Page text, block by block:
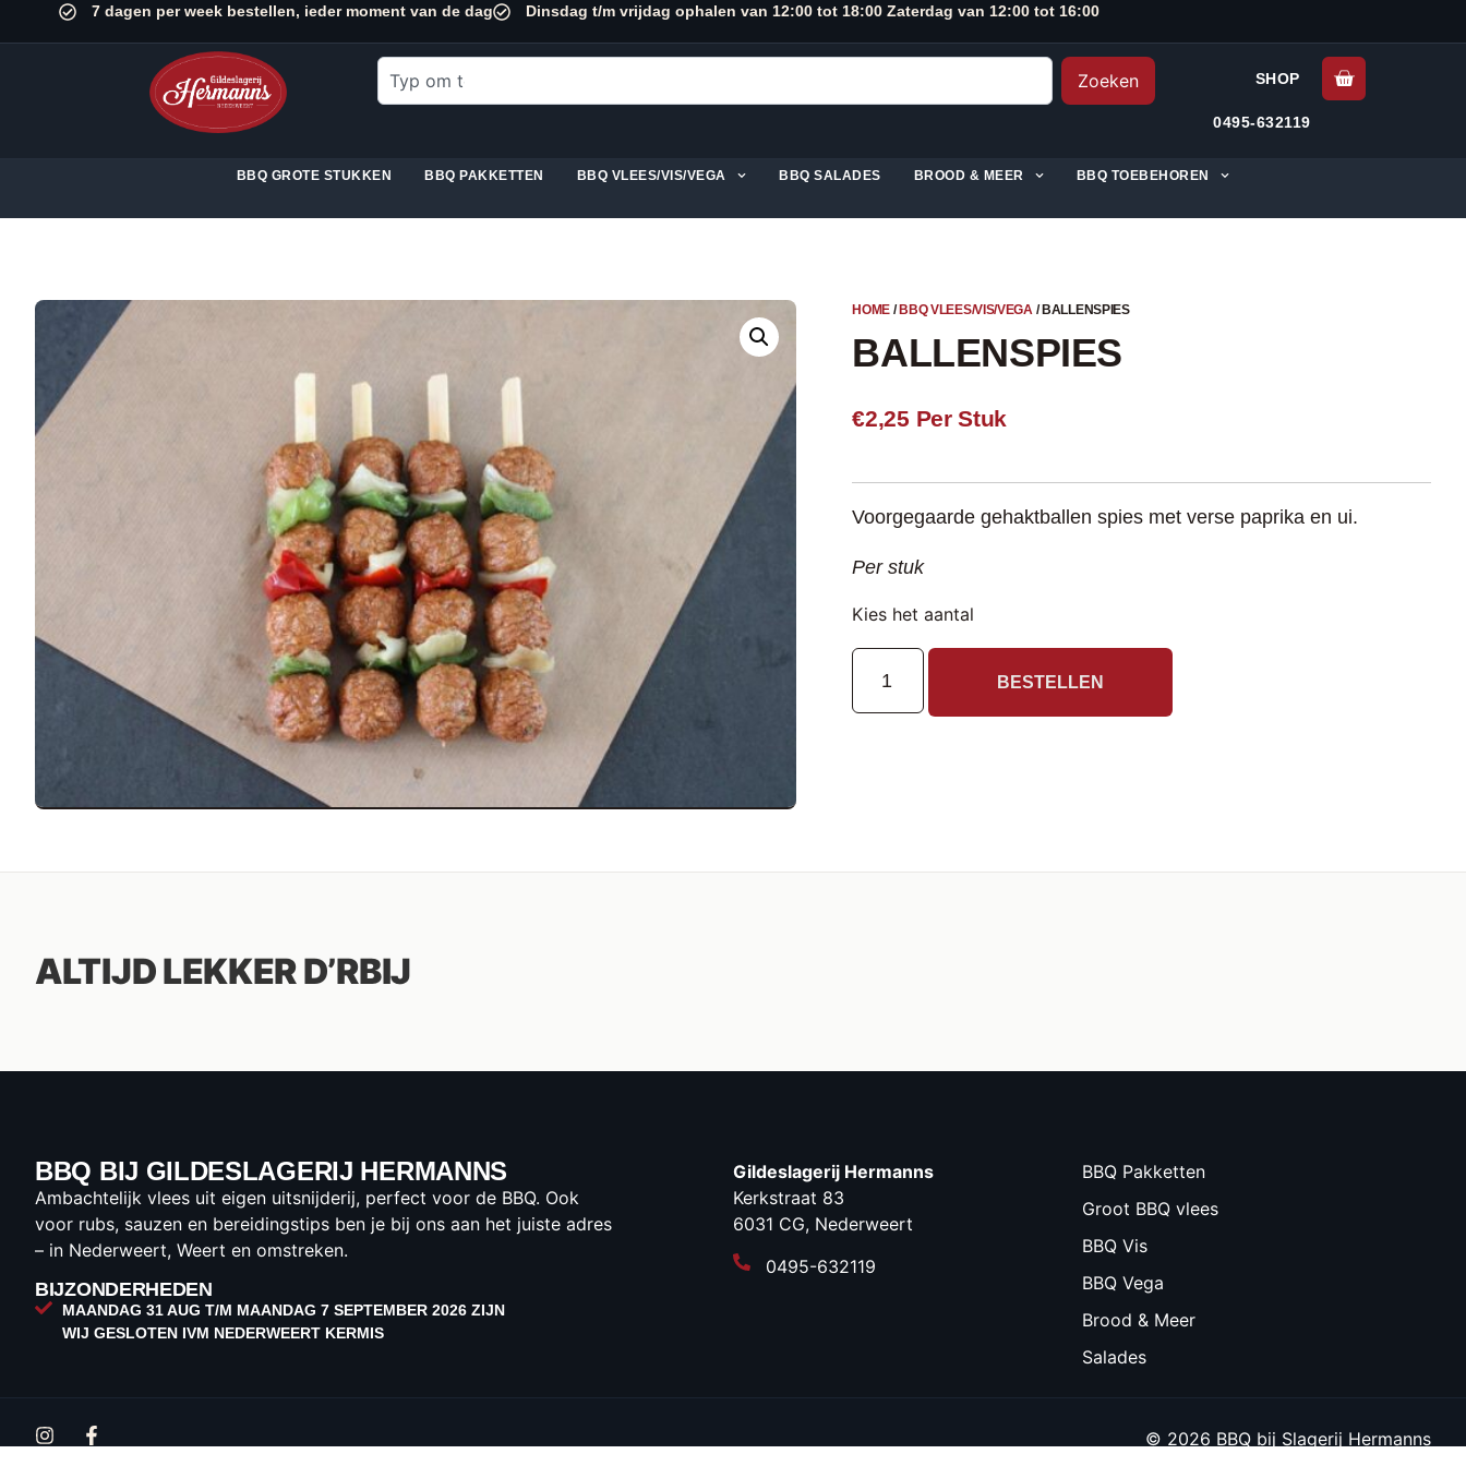
7 dagen per week bestellen, ieder moment van de dag Dinsdag t/m vrijdag ophalen van 12:00 tot 18:00 Zaterdag van 12:00 tot 16:00
SHOP
0495-632119
Zoeken
BBQ GROTE STUKKEN BBQ PAKKETTEN BBQ VLEES/VIS/VEGA BBQ SALADES BROOD & MEER BBQ TOEBEHOREN
HOME /BBQ VLEES/VIS/VEGA / BALLENSPIES
BALLENSPIES
€2,25 Per Stuk
Voorgegaarde gehaktballen spies met verse paprika en ui.
Per stuk
Kies het aantal
BESTELLEN
ALTIJD LEKKER D’RBIJ
BBQ BIJ GILDESLAGERIJ HERMANNS
Ambachtelijk vlees uit eigen uitsnijderij, perfect voor de BBQ. Ook
voor rubs, sauzen en bereidingstips ben je bij ons aan het juiste adres
– in Nederweert, Weert en omstreken.
BIJZONDERHEDEN
MAANDAG 31 AUG T/M MAANDAG 7 SEPTEMBER 2026 ZIJN
WIJ GESLOTEN IVM NEDERWEERT KERMIS
Gildeslagerij Hermanns
Kerkstraat 83
6031 CG, Nederweert
0495-632119
BBQ Pakketten
Groot BBQ vlees
BBQ Vis
BBQ Vega
Brood & Meer
Salades
© 2026 BBQ bij Slagerij Hermanns